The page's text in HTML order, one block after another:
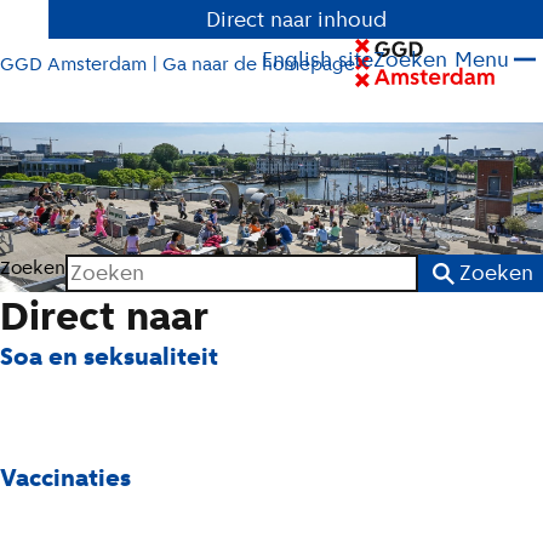
Direct naar inhoud
GGD Amsterdam | Ga naar de homepage
English siteZoeken Menu
Zoeken Zoeken
Direct naar
Soa en seksualiteit
Vaccinaties